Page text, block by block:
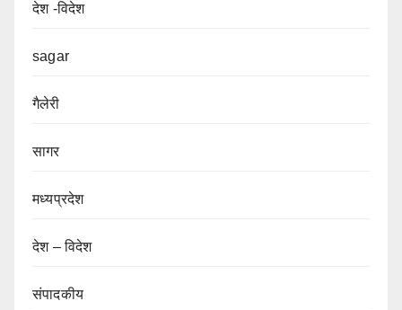
देश -विदेश
sagar
गैलेरी
सागर
मध्यप्रदेश
देश – विदेश
संपादकीय